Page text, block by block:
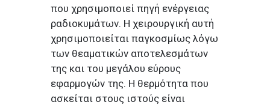
που χρησιμοποιεί πηγή ενέργειας
ραδιοκυμάτων. Η χειρουργική αυτή
χρησιμοποιείται παγκοσμίως λόγω
των θεαματικών αποτελεσμάτων
της και του μεγάλου εύρους
εφαρμογών της. Η θερμότητα που
ασκείται στους ιστούς είναι